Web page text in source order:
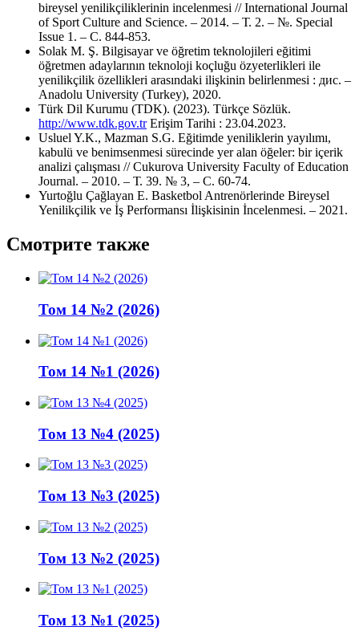
bireysel yenilikçiliklerinin incelenmesi // International Journal
of Sport Culture and Science. – 2014. – Т. 2. – №. Special
Issue 1. – С. 844-853.
Solak M. Ş. Bilgisayar ve öğretim teknolojileri eğitimi
öğretmen adaylarının teknoloji koçluğu özyeterlikleri ile
yenilikçilik özellikleri arasındaki ilişkinin belirlenmesi : дис. –
Anadolu University (Turkey), 2020.
Türk Dil Kurumu (TDK). (2023). Türkçe Sözlük.
http://www.tdk.gov.trErişim Tarihi : 23.04.2023.
Usluel Y.K., Mazman S.G. Eğitimde yeniliklerin yayılımı,
kabulü ve benimsenmesi sürecinde yer alan öğeler: bir içerik
analizi çalışması // Cukurova University Faculty of Education
Journal. – 2010. – Т. 39. № 3, – С. 60-74.
Yurtoğlu Çağlayan E. Basketbol Antrenörlerinde Bireysel
Yenilikçilik ve İş Performansı İlişkisinin İncelenmesi. – 2021.
Смотрите также
Том 14 №2 (2026)
Том 14 №1 (2026)
Том 13 №4 (2025)
Том 13 №3 (2025)
Том 13 №2 (2025)
Том 13 №1 (2025)